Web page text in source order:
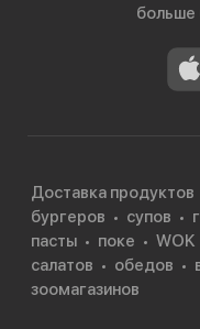
больше
Доставка продуктов
бургеров
супов
пасты
поке WOK
салатов
обедов
зоомагазинов